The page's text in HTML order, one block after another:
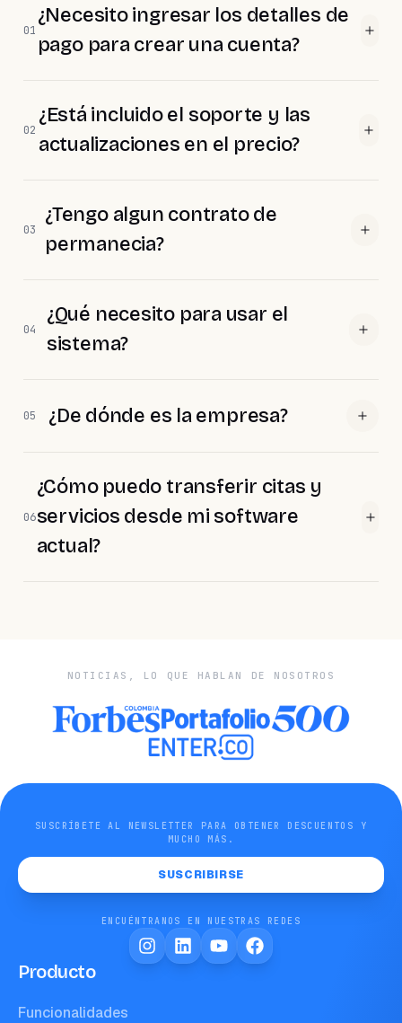
01
¿Necesito ingresar los detalles de
pago para crear una cuenta?
02
¿Está incluido el soporte y las
actualizaciones en el precio?
03
¿Tengo algun contrato de
permanecia?
04
¿Qué necesito para usar el
sistema?
05 ¿De dónde es la empresa?
06
¿Cómo puedo transferir citas y
servicios desde mi software
actual?
NOTICIAS, LO QUE HABLAN DE NOSOTROS
SUSCRÍBETE AL NEWSLETTER PARA OBTENER DESCUENTOS Y
MUCHO MÁS.
SUSCRIBIRSE
ENCUÉNTRANOS EN NUESTRAS REDES
Producto
Funcionalidades